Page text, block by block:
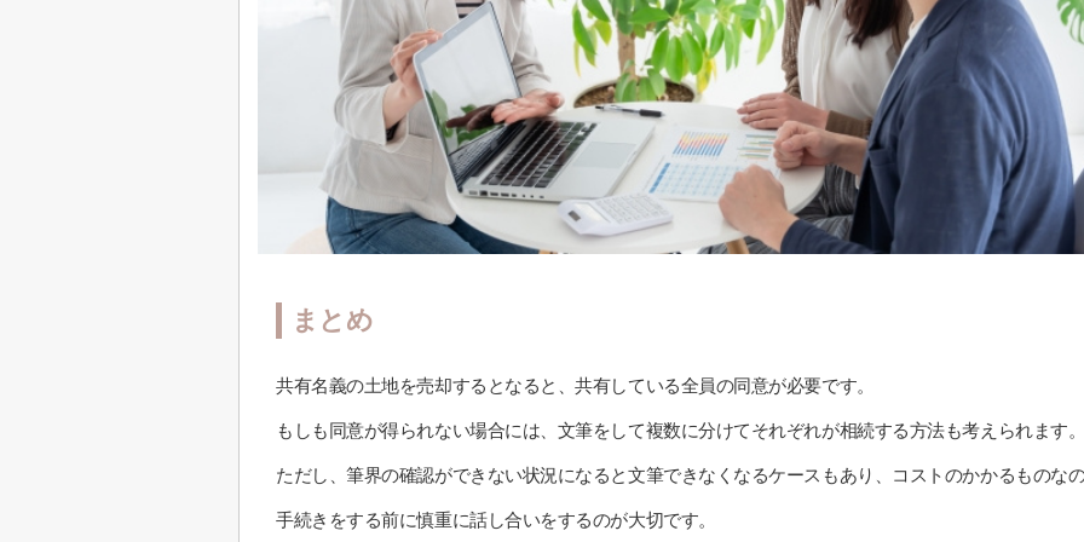
まとめ
共有名義の土地を売却するとなると、共有している全員の同意が必要です。
もしも同意が得られない場合には、文筆をして複数に分けてそれぞれが相続する方法も考えられます
ただし、筆界の確認ができない状況になると文筆できなくなるケースもあり、コストのかかるものな
手続きをする前に慎重に話し合いをするのが大切です。